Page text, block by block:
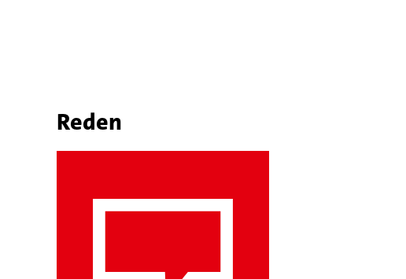
Reden